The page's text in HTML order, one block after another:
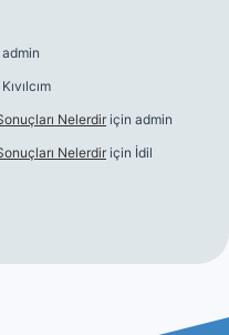
admin
Kıvılcım
Nelerdir için admin
Nelerdir için İdil